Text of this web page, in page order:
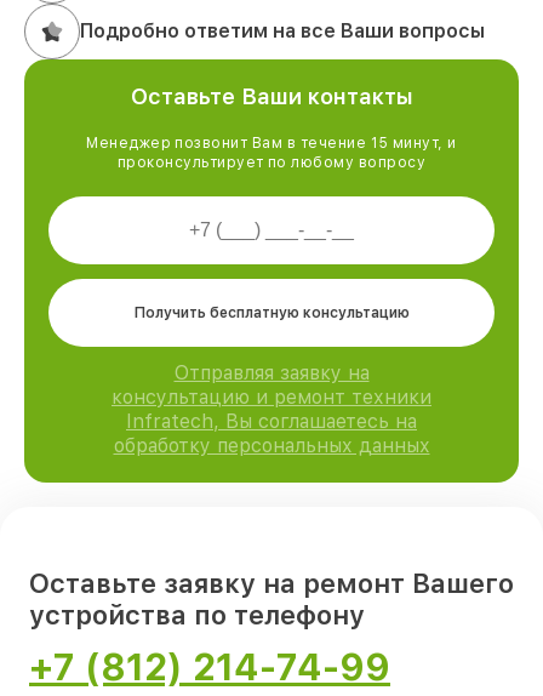
Подробно ответим на все Ваши вопросы
Оставьте Ваши контакты
Менеджер позвонит Вам в течение 15 минут, и
проконсультирует по любому вопросу
Получить бесплатную консультацию
Отправляя заявку на
консультацию и ремонт техники
Infratech, Вы соглашаетесь на
обработку персональных данных
Оставьте заявку на ремонт Вашего
устройства по телефону
+7 (812) 214-74-99